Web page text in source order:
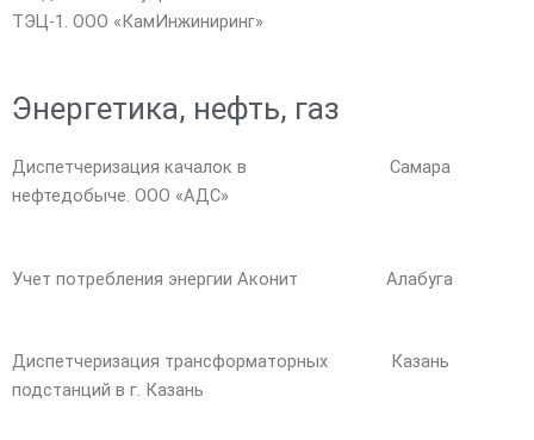
ТЭЦ-1. ООО «КамИнжиниринг»
Энергетика, нефть, газ
Диспетчеризация качалок в
нефтедобыче. ООО «АДС»
Самара
Учет потребления энергии Аконит Алабуга
Диспетчеризация трансформаторных
подстанций в г. Казань
Казань